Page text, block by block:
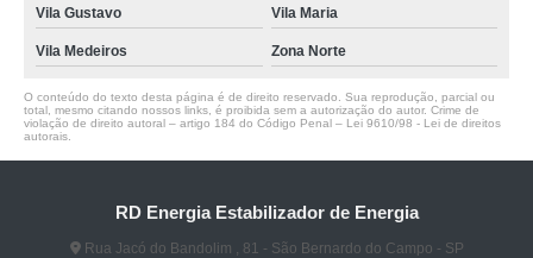
Vila Gustavo Vila Maria
Vila Medeiros Zona Norte
O conteúdo do texto desta página é de direito reservado. Sua reprodução, parcial ou
total, mesmo citando nossos links, é proibida sem a autorização do autor. Crime de
violação de direito autoral – artigo 184 do Código Penal – Lei 9610/98 - Lei de direitos
autorais
RD Energia Estabilizador de Energia
Rua Jacó do Bandolim , 81 - São Bernardo do Campo - SP